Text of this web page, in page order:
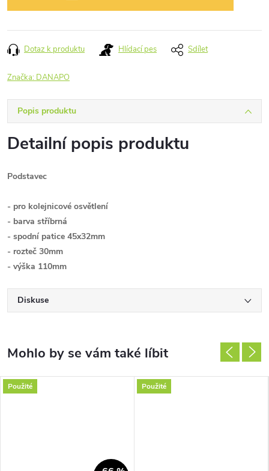
Dotaz k produktu Hlídací pes Sdílet
Značka: DANAPO
Popis produktu
Detailní popis produktu
Podstavec
- pro kolejnicové osvětlení
- barva stříbrná
- spodní patice 45x32mm
- rozteč 30mm
- výška 110mm
Diskuse
Použité Použité